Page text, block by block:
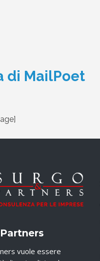
di MailPoet
vuole essere